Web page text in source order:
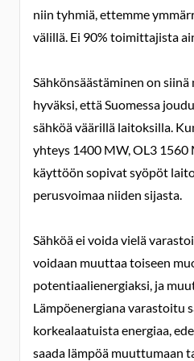
niin tyhmiä, ettemme
välillä. Ei 90% toimittajista
Sähkönsäästäminen on siinä
hyväksi, että Suomessa
sähköä väärillä laitoksilla.
yhteys 1400 MW, OL3 1560
käyttöön sopivat syöpöt
perusvoimaa niiden sijasta.
Sähköä ei voida vielä
voidaan muuttaa toiseen
potentiaalienergiaksi, ja
Lämpöenergiana varastoitu
korkealaatuista energiaa,
saada lämpöä muuttumaan